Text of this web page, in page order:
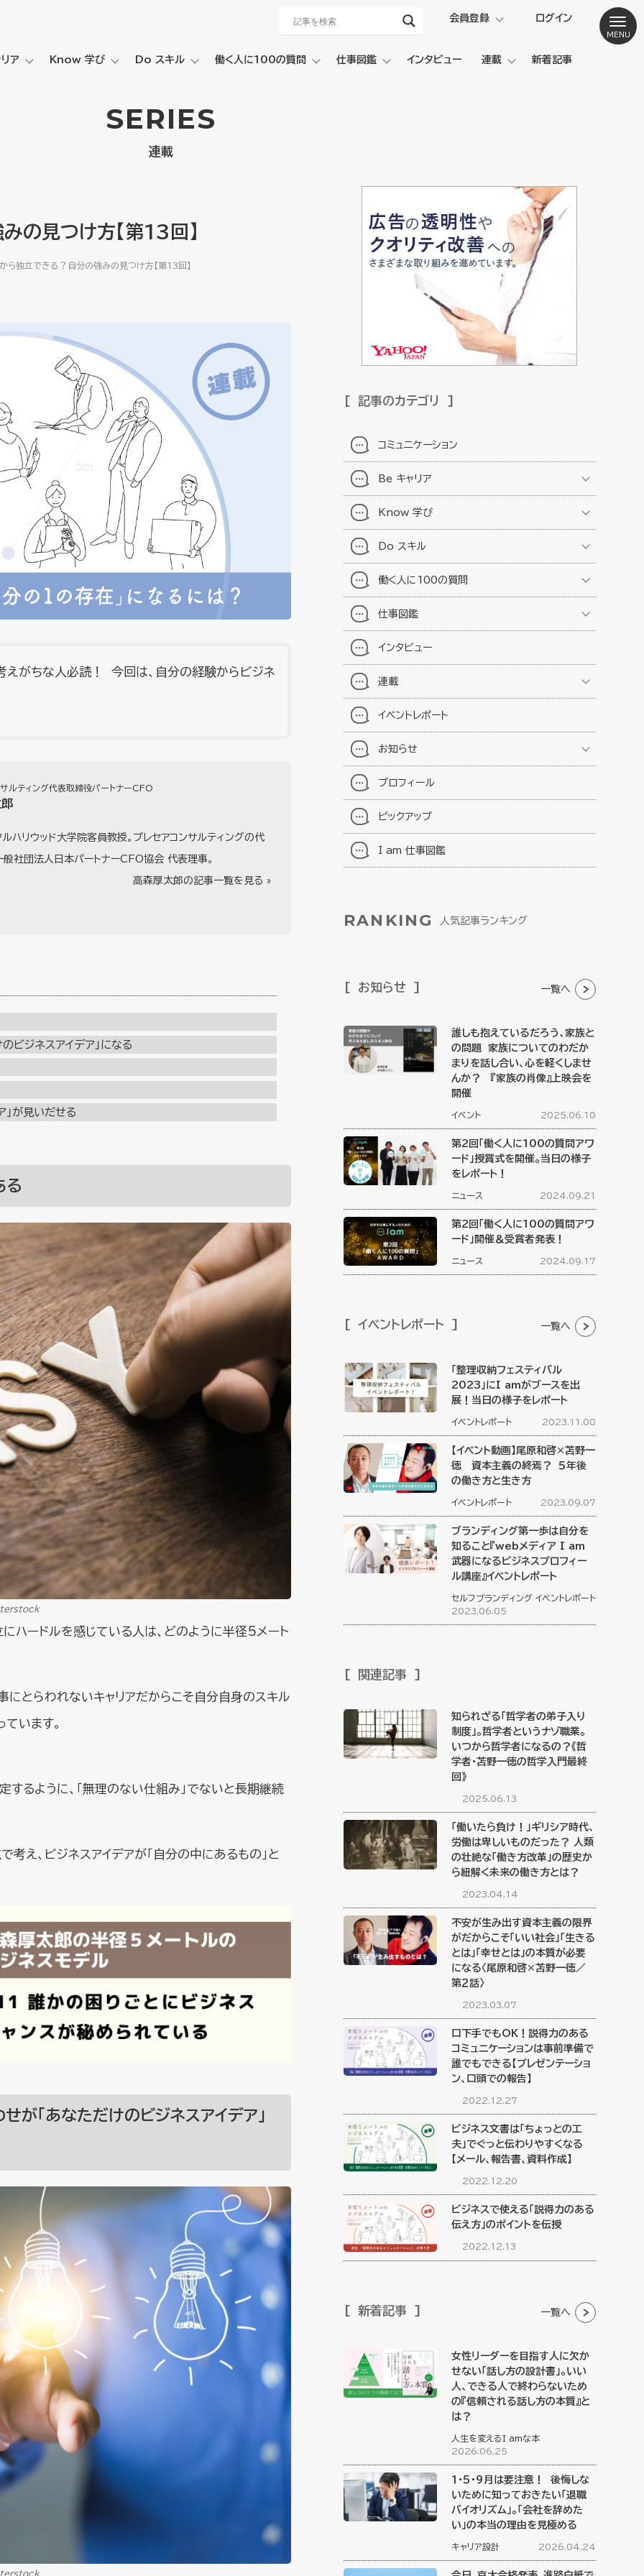
会員登録 ログイン
ア Know 学び Do スキル 働く人に100の質問 仕事図鑑 インタビュー 連載 新着記事
SERIES
連載
の見つけ方【第13回】
ら独立できる？自分の強みの見つけ方【第13回】
えがちな人必読！ 今回は、自分の経験からビジネ
サルティング代表取締役パートナーCFO
ハリウッド大学院客員教授。プレセアコンサルティングの代
社団法人日本パートナーCFO協会 代表理事。
高森厚太郎の記事一覧を見る »
のビジネスアイデア」になる
」が見いだせる
る
ハードルを感じている人は、どのように半径5メート
にとらわれないキャリアだからこそ自分自身のスキル
ています。
するように、「無理のない仕組み」でないと長期継続
考え、ビジネスアイデアが「自分の中にあるもの」と
せが「あなただけのビジネスアイデア」
記事のカテゴリ
コミュニケーション
Be キャリア
Know 学び
Do スキル
働く人に100の質問
仕事図鑑
インタビュー
連載
イベントレポート
お知らせ
プロフィール
ピックアップ
I am 仕事図鑑
RANKING 人気記事ランキング
お知らせ 一覧へ
誰しも抱えているだろう、家族と
の問題 家族についてのわだか
まりを話し合い、心を軽くしませ
んか？ 『家族の肖像』上映会を
開催
イベント 2025.06.10
第2回「働く人に100の質問アワ
ード」授賞式を開催。当日の様子
をレポート！
ニュース 2024.09.21
第2回「働く人に100の質問アワ
ード」開催＆受賞者発表！
ニュース 2024.09.17
イベントレポート 一覧へ
「整理収納フェスティバル
2023」にI amがブースを出
展！当日の様子をレポート
イベントレポート 2023.11.08
【イベント動画】尾原和啓×苫野一
徳 資本主義の終焉？ ５年後
の働き方と生き方
イベントレポート 2023.09.07
ブランディング第一歩は自分を
知ること『webメディア I am
武器になるビジネスプロフィー
ル講座』イベントレポート
セルフブランディング イベントレポート
2023.06.05
関連記事
知られざる「哲学者の弟子入り
制度」。哲学者というナゾ職業。
いつから哲学者になるの？《哲
学者・苫野一徳の哲学入門最終
回》
2025.06.13
「働いたら負け！」ギリシア時代、
労働は卑しいものだった？ 人類
の壮絶な「働き方改革」の歴史か
ら紐解く未来の働き方とは？
2023.04.14
不安が生み出す資本主義の限界
がだからこそ「いい社会」「生きる
とは」「幸せとは」の本質が必要
になる〈尾原和啓×苫野一徳／
第２話〉
2023.03.07
口下手でもOK！説得力のある
コミュニケーションは事前準備で
誰でもできる【プレゼンテーショ
ン、口頭での報告】
2022.12.27
ビジネス文書は「ちょっとの工
夫」でぐっと伝わりやすくなる
【メール、報告書、資料作成】
2022.12.20
ビジネスで使える「説得力のある
伝え方」のポイントを伝授
2022.12.13
新着記事 一覧へ
女性リーダーを目指す人に欠か
せない「話し方の設計書」。いい
人、できる人で終わらないため
の『信頼される話し方の本質』と
は？
人生を変えるI amな本
2026.06.25
１・５・９月は要注意！ 後悔しな
いために知っておきたい「退職
バイオリズム」。「会社を辞めた
い」の本当の理由を見極める
キャリア設計 2026.04.24